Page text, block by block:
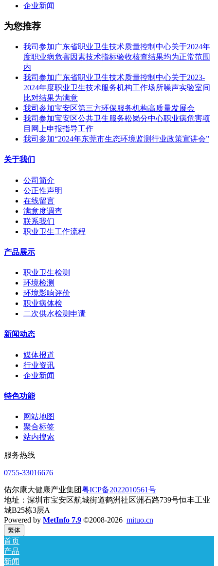
企业新闻
为您推荐
我司参加广东省职业卫生技术质量控制中心关于2024年
度职业病危害因素技术指标验收核查结果均为正常范围
内
我司参加广东省职业卫生技术质量控制中心关于2023-
2024年度职业卫生技术服务机构工作场所噪声实验室间
比对结果为满意
我司参加宝安区第三方环保服务机构高质量发展会
我司参加宝安区公共卫生服务松岗分中心职业病危害项
目网上申报指导工作
我司参加“2024年东莞市生态环境监测行业政策宣讲会”
关于我们
公司简介
公正性声明
在线留言
满意度调查
联系我们
职业卫生工作流程
产品展示
职业卫生检测
环境检测
环境影响评价
职业病体检
二次供水检测申请
新闻动态
媒体报道
行业资讯
企业新闻
特色功能
网站地图
聚合标签
站内搜索
服务热线
0755-33016676
佑尔康大健康产业集团粤ICP备2022010561号
地址：深圳市宝安区航城街道鹤洲社区洲石路739号恒丰工业
城B25栋3层A
Powered by MetInfo 7.9 ©2008-2026 mituo.cn
繁体
首页
产品
新闻